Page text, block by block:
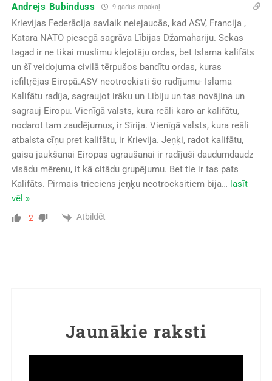
Andrejs Bubinduss 9 gadus atpakaļ
Krievijas Federācija savlaik neiejaucās, kad ASV, Francija ,
Katara NATO piesegā sagrāva Lībijas Džamahariju. Sekas
tagad ir ne tikai muslimu klejotāju ordas, bet Islama kalifāts
un šī veidojuma civilā tērpušos bandītu ordas, kuras
iefiltŗējas Eiropā.ASV neotrockisti šo radījumu- Islama
Kalifātu radīja, sagraujot irāku un Libiju un tas novājina un
sagrauj Eiropu. Vienīgā valsts, kura reāli karo ar kalifātu,
nodarot tam zaudējumus, ir Sīrija. Vienīgā valsts, kura reāli
atbalsta cīņu pret kalifātu, ir Krievija. Jeņķi, radot kalifātu,
gaisa jaukšanai Eiropas agraušanai ir radījuši daudumdaudz
visādu mērenu, it kā citādu grupējumu. Bet tie ir tas pats
Kalifāts. Pirmais trieciens jeņķu neotrocksitiem bija… lasīt
vēl »
-2 Atbildēt
Jaunākie raksti